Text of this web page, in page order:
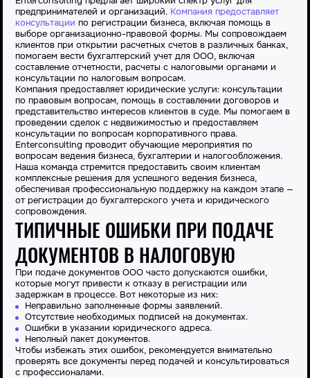
предпринимателей и организаций. Компания предоставляет
консультации по регистрации бизнеса, включая помощь в
выборе организационно-правовой формы. Мы сопровождаем
клиентов при открытии расчетных счетов в различных банках,
помогаем вести бухгалтерский учет для ООО, включая
составление отчетности, расчеты с налоговыми органами и
консультации по налоговым вопросам.
Компания предоставляет юридические услуги: консультации
по правовым вопросам, помощь в составлении договоров и
представительство интересов клиентов в суде. Мы помогаем в
проведении сделок с недвижимостью и предоставляем
консультации по вопросам корпоративного права.
Enterconsulting проводит обучающие мероприятия по
вопросам ведения бизнеса, бухгалтерии и налогообложения.
Наша команда стремится предоставить своим клиентам
комплексные решения для успешного ведения бизнеса,
обеспечивая профессиональную поддержку на каждом этапе —
от регистрации до бухгалтерского учета и юридического
сопровождения.
ТИПИЧНЫЕ ОШИБКИ ПРИ ПОДАЧЕ
ДОКУМЕНТОВ В НАЛОГОВУЮ
При подаче документов ООО часто допускаются ошибки,
которые могут привести к отказу в регистрации или
задержкам в процессе. Вот некоторые из них:
Неправильно заполненные формы заявлений.
Отсутствие необходимых подписей на документах.
Ошибки в указании юридического адреса.
Неполный пакет документов.
Чтобы избежать этих ошибок, рекомендуется внимательно
проверять все документы перед подачей и консультироваться
с профессионалами.